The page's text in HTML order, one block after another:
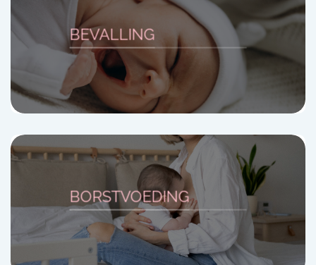
BEVALLING
BORSTVOEDING